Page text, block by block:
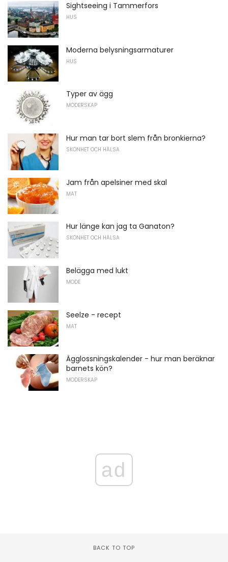
Sightseeing i Tammerfors
HUS
Moderna belysningsarmaturer
HUS
Typer av ägg
MODERSKAP
Hur man tar bort slem från bronkierna?
SKÖNHET OCH HÄLSA
Jam från apelsiner med skal
MAT
Hur länge kan jag ta Ganaton?
SKÖNHET OCH HÄLSA
Belägga med lukt
MODE
Seelze - recept
MAT
Ägglossningskalender - hur man beräknar
barnets kön?
MODERSKAP
ad
BACK TO TOP